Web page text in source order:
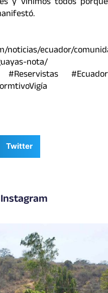
noticias/ecuador/
nota/
#Reservistas #Ecuador
Twitter